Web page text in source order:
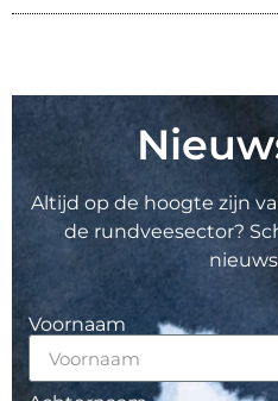
Altijd op de hoogte zijn
de rundveesector?
Voornaam